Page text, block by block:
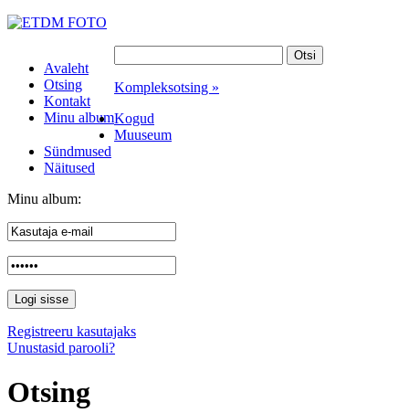
Avaleht
Otsing
Kontakt
Minu album
Kompleksotsing »
Kogud
Muuseum
Sündmused
Näitused
Minu album:
Registreeru kasutajaks
Unustasid parooli?
Otsing